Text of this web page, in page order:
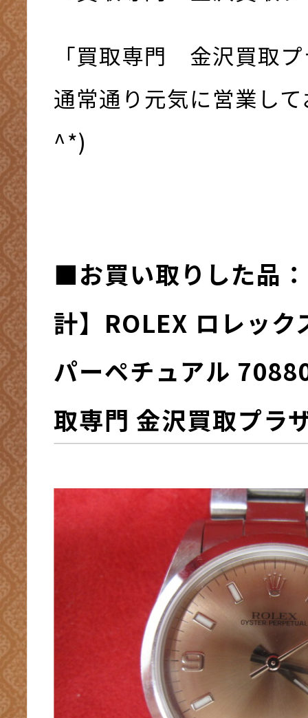
「買取専門 金沢買取
通常通り元気に営業し
^*)
■お買い取りした品
計】ROLEX ロレック
パーペチュアル
取専門 金沢買取プラ